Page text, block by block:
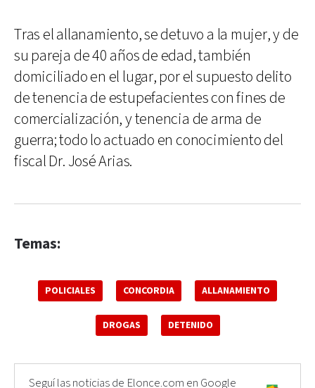
Tras el allanamiento, se detuvo a la mujer, y de
su pareja de 40 años de edad, también
domiciliado en el lugar, por el supuesto delito
de tenencia de estupefacientes con fines de
comercialización, y tenencia de arma de
guerra; todo lo actuado en conocimiento del
fiscal Dr. José Arias.
Temas:
POLICIALES CONCORDIA ALLANAMIENTO
DROGAS DETENIDO
Seguí las noticias de Elonce.com en Google